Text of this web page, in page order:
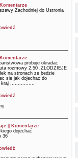
Komentarze
Zachodniej do Ustronia
Komentarze
probuje okradac
rozmowy 2.50 ,ZLODZIEJE
na stronach ze bedzie
sie jak dojechac do
kraj ................
||
Komentarze
dojechać
36